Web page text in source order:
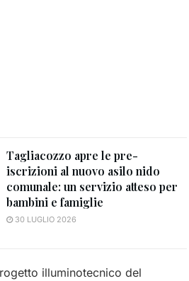
Tagliacozzo apre le pre-
iscrizioni al nuovo asilo nido
comunale: un servizio atteso per
bambini e famiglie
30 LUGLIO 2026
illuminotecnico del